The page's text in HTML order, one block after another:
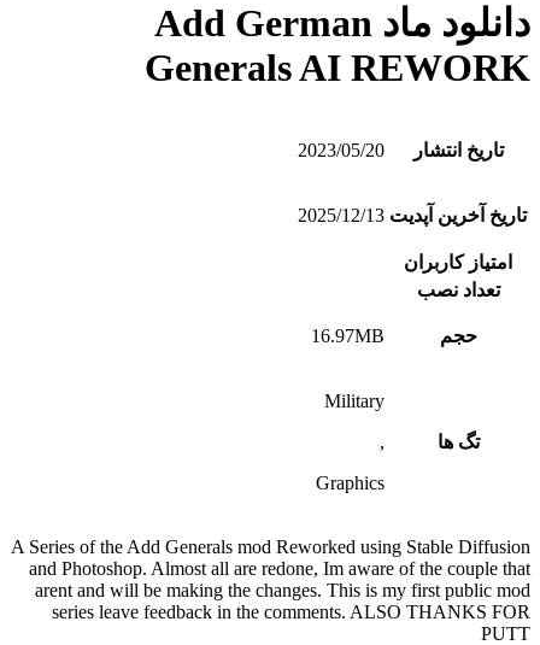
دانلود ماد Add German
Generals AI REWORK
تاریخ انتشار 2023/05/20
تاریخ آخرین آپدیت 2025/12/13
امتیاز کاربران
تعداد نصب
حجم 16.97MB
تگ ها
Military
,
Graphics
A Series of the Add Generals mod Reworked using Stable Diffusion
and Photoshop. Almost all are redone, Im aware of the couple that
arent and will be making the changes. This is my first public mod
series leave feedback in the comments. ALSO THANKS FOR
PUTT